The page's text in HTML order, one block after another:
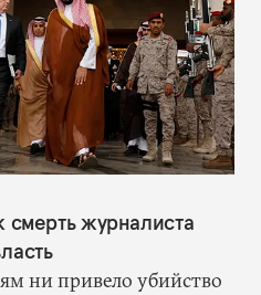
заливе, а в Ираке
нападали на
от ядерного
доказательств
США запустили
смерть журналиста
ни привело убийство